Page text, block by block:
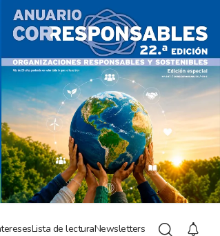
Lista de lecturaNewsletters